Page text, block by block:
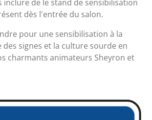
inclure de le stand de sensibilisation
dès l'entrée du salon.
pour une sensibilisation à la
des signes et la culture sourde en
charmants animateurs Sheyron et